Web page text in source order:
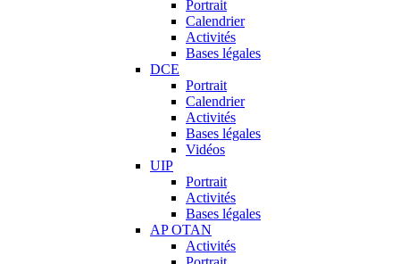
Portrait
Calendrier
Activités
Bases légales
DCE
Portrait
Calendrier
Activités
Bases légales
Vidéos
UIP
Portrait
Activités
Bases légales
AP OTAN
Activités